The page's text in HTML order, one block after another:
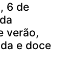
6 de
verão,
e doce